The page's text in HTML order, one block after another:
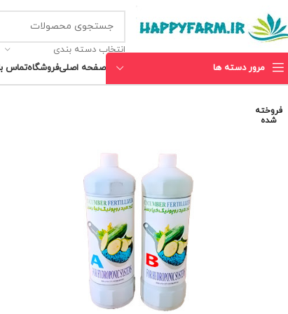
انتخاب دسته بندی
مرور دسته ها صفحه اصلیفروشگاهتماس
فروخته
شده